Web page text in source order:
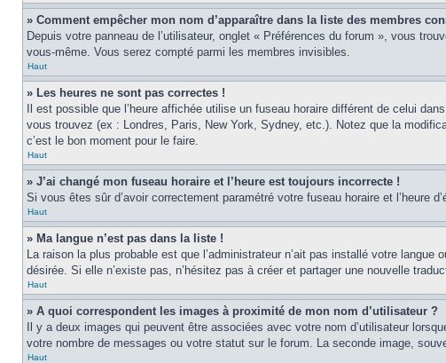
» Comment empêcher mon nom d’apparaître dans la liste des membres
Depuis votre panneau de l’utilisateur, onglet « Préférences du forum », vous
vous-même. Vous serez compté parmi les membres invisibles.
Haut
» Les heures ne sont pas correctes !
Il est possible que l’heure affichée utilise un fuseau horaire différent de celui
vous trouvez (ex : Londres, Paris, New York, Sydney, etc.). Notez que la
c’est le bon moment pour le faire.
Haut
» J’ai changé mon fuseau horaire et l’heure est toujours incorrecte !
Si vous êtes sûr d’avoir correctement paramétré votre fuseau horaire et l’heure
Haut
» Ma langue n’est pas dans la liste !
La raison la plus probable est que l’administrateur n’ait pas installé votre
désirée. Si elle n’existe pas, n’hésitez pas à créer et partager une nouvelle
Haut
» A quoi correspondent les images à proximité de mon nom d’utilisateur ?
Il y a deux images qui peuvent être associées avec votre nom d’utilisateur
votre nombre de messages ou votre statut sur le forum. La seconde image,
Haut